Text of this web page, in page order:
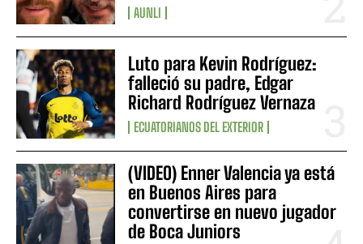
AUNLI
Luto para Kevin Rodríguez:
falleció su padre, Edgar
Richard Rodríguez Vernaza
ECUATORIANOS DEL EXTERIOR
(VIDEO) Enner Valencia ya está
en Buenos Aires para
convertirse en nuevo jugador
de Boca Juniors